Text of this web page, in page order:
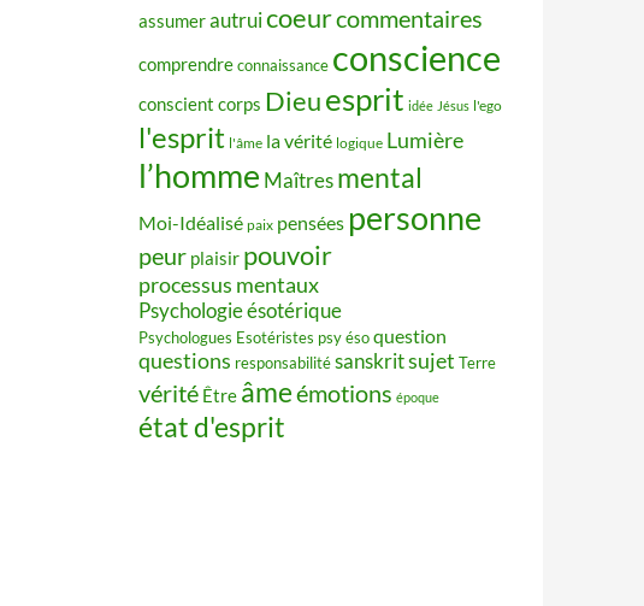
assumerautruicoeurcommentaires
comprendreconnaissance conscience
conscient corps Dieuesprit idée Jésus l'ego
l'esprit l'âme la vérité logique Lumière
l’homme Maîtres mental
Moi-Idéalisé paix pensées personne
peur plaisir pouvoir
processus mentaux
Psychologie ésotérique
Psychologues Esotéristes psy ésoquestion
questions responsabilitésanskritsujet Terre
vérité Être âmeémotions époque
état d'esprit